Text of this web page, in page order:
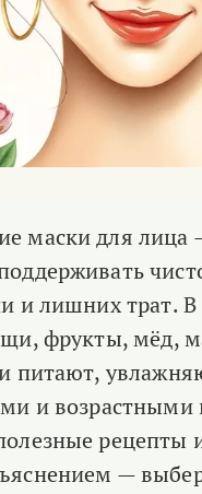
маски для лица
и лишних трат. В
фрукты, мёд,
питают,
и
рецепты
—